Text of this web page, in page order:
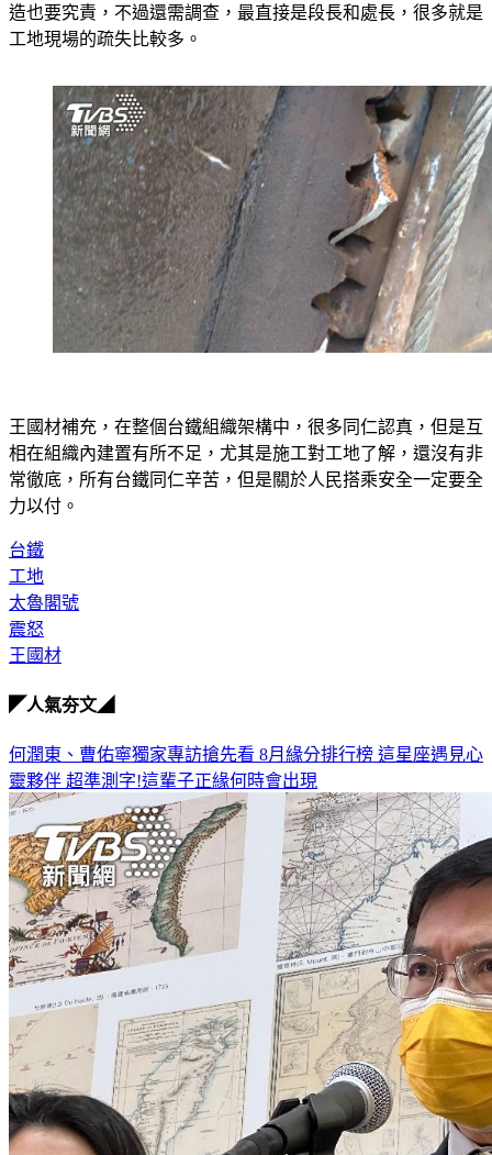
造也要究責，不過還需調查，最直接是段長和處長，很多就是
工地現場的疏失比較多。
王國材補充，在整個台鐵組織架構中，很多同仁認真，但是互
相在組織內建置有所不足，尤其是施工對工地了解，還沒有非
常徹底，所有台鐵同仁辛苦，但是關於人民搭乘安全一定要全
力以付。
台鐵
工地
太魯閣號
震怒
王國材
◤人氣夯文◢
何潤東、曹佑寧獨家專訪搶先看 8月緣分排行榜 這星座遇見心
靈夥伴 超準測字!這輩子正緣何時會出現